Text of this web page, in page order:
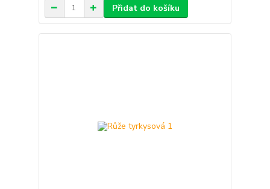
Přidat do košíku